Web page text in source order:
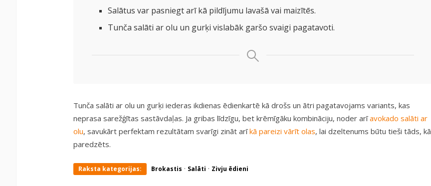
Salātus var pasniegt arī kā pildījumu lavašā vai maizītēs.
Tunča salāti ar olu un gurķi vislabāk garšo svaigi pagatavoti.
Tunča salāti ar olu un gurķi iederas ikdienas ēdienkartē kā drošs un ātri pagatavojams variants, kas
neprasa sarežģītas sastāvdaļas. Ja gribas līdzīgu, bet krēmīgāku kombināciju, noder arīavokado salāti ar
olu, savukārt perfektam rezultātam svarīgi zināt arīkā pareizi vārīt olas, lai dzeltenums būtu tieši tāds, kā
paredzēts.
Raksta kategorijas: Brokastis · Salāti · Zivju ēdieni